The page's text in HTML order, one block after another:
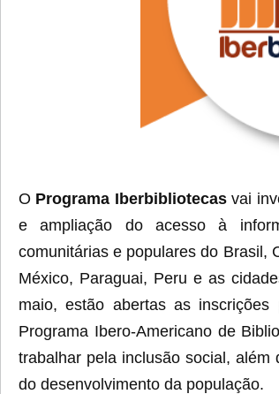
O Programa Iberbibliotecas vai
e ampliação do acesso à
comunitárias e populares do Brasil,
México, Paraguai, Peru e as
maio, estão abertas as
Programa Ibero-Americano de
trabalhar pela inclusão social,
do desenvolvimento da população.